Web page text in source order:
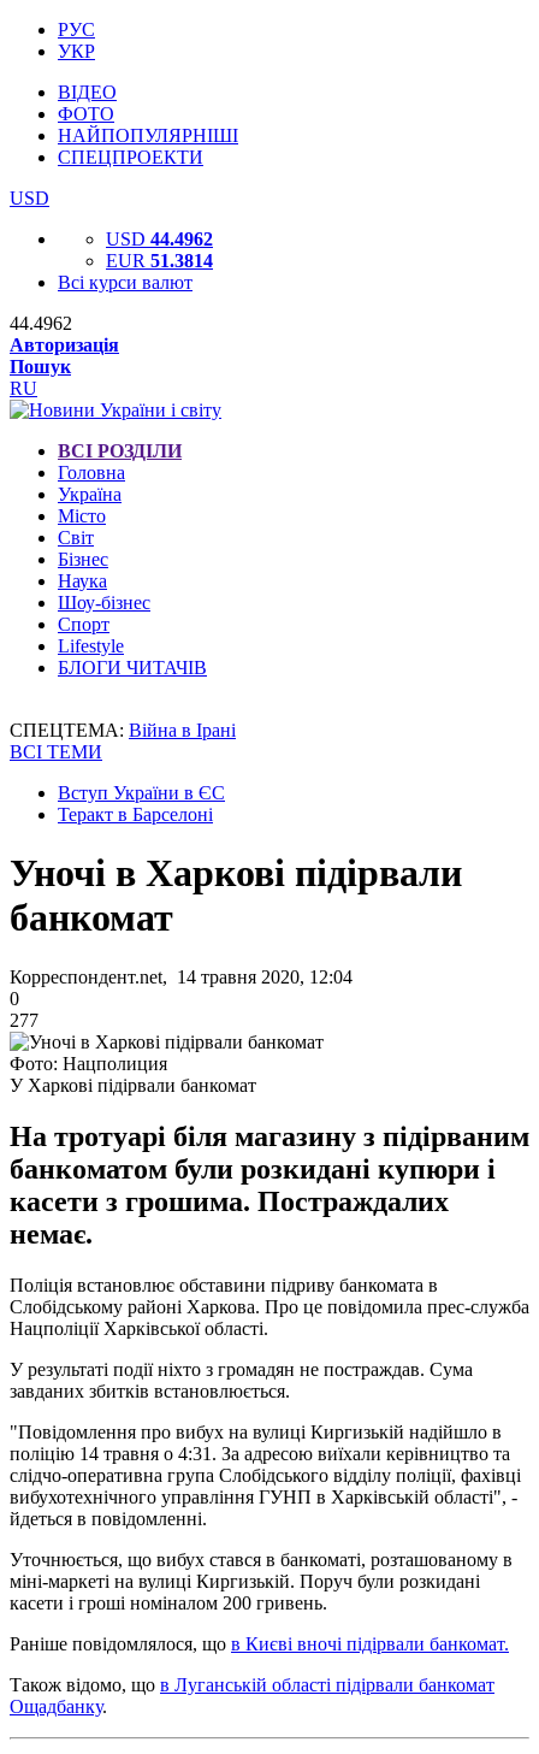
РУС
УКР
ВІДЕО
ФОТО
НАЙПОПУЛЯРНІШІ
СПЕЦПРОЕКТИ
USD
USD 44.4962
EUR 51.3814
Всі курси валют
44.4962
Авторизація
Пошук
RU
ВСІ РОЗДІЛИ
Головна
Україна
Місто
Світ
Бізнес
Наука
Шоу-бізнес
Спорт
Lifestyle
БЛОГИ ЧИТАЧІВ
СПЕЦТЕМА: Війна в Ірані
ВСІ ТЕМИ
Вступ України в ЄС
Теракт в Барселоні
Уночі в Харкові підірвали
банкомат
Корреспондент.net, 14 травня 2020, 12:04
0
277
Фото: Нацполиция
У Харкові підірвали банкомат
На тротуарі біля магазину з підірваним
банкоматом були розкидані купюри і
касети з грошима. Постраждалих
немає.
Поліція встановлює обставини підриву банкомата в
Слобідському районі Харкова. Про це повідомила прес-служба
Нацполіції Харківської області.
У результаті події ніхто з громадян не постраждав. Сума
завданих збитків встановлюється.
"Повідомлення про вибух на вулиці Киргизькій надійшло в
поліцію 14 травня о 4:31. За адресою виїхали керівництво та
слідчо-оперативна група Слобідського відділу поліції, фахівці
вибухотехнічного управління ГУНП в Харківській області", -
йдеться в повідомленні.
Уточнюється, що вибух стався в банкоматі, розташованому в
міні-маркеті на вулиці Киргизькій. Поруч були розкидані
касети і гроші номіналом 200 гривень.
Раніше повідомлялося, що в Києві вночі підірвали банкомат.
Також відомо, що в Луганській області підірвали банкомат
Ощадбанку.